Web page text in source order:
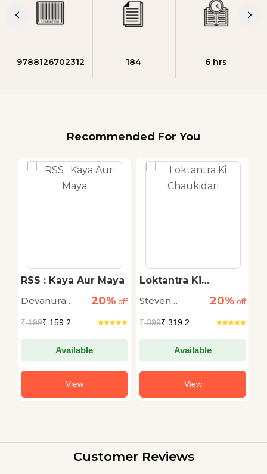
9788126702312 184 6 hrs
Recommended For You
RSS : Kaya Aur Maya
Devanura
20% off
₹199₹ 159.2
Available
View
Loktantra Ki
Steven
20% off
₹399₹ 319.2
Available
View
Customer Reviews